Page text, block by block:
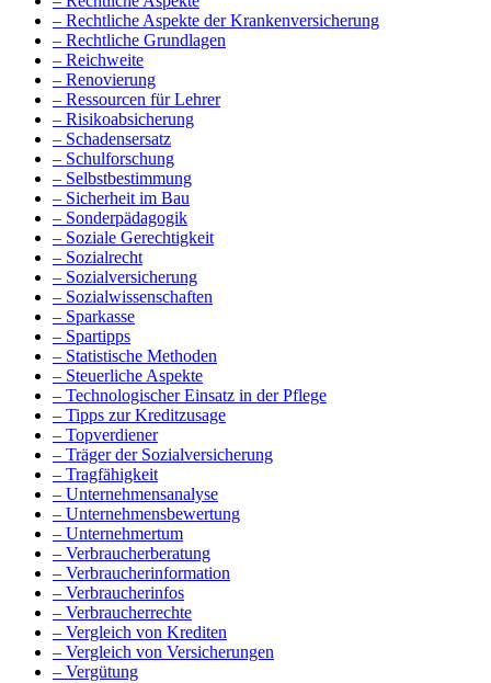
– Rechtliche Aspekte der Krankenversicherung
– Rechtliche Grundlagen
– Reichweite
– Renovierung
– Ressourcen für Lehrer
– Risikoabsicherung
– Schadensersatz
– Schulforschung
– Selbstbestimmung
– Sicherheit im Bau
– Sonderpädagogik
– Soziale Gerechtigkeit
– Sozialrecht
– Sozialversicherung
– Sozialwissenschaften
– Sparkasse
– Spartipps
– Statistische Methoden
– Steuerliche Aspekte
– Technologischer Einsatz in der Pflege
– Tipps zur Kreditzusage
– Topverdiener
– Träger der Sozialversicherung
– Tragfähigkeit
– Unternehmensanalyse
– Unternehmensbewertung
– Unternehmertum
– Verbraucherberatung
– Verbraucherinformation
– Verbraucherinfos
– Verbraucherrechte
– Vergleich von Krediten
– Vergleich von Versicherungen
– Vergütung